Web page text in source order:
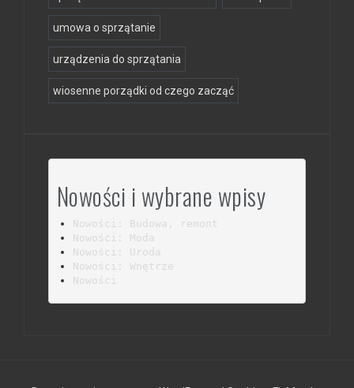
umowa o sprzątanie
urządzenia do sprzątania
wiosenne porządki od czego zacząć
Nowości i wybrane wpisy
Nowości: Budowa, remont
Nowości: Moda
Nowości: Uroda
Nowości: Wnętrze
Nowości